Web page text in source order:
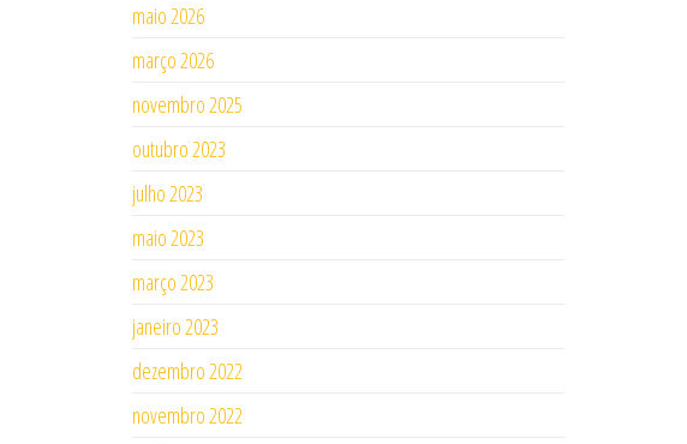
maio 2026
março 2026
novembro 2025
outubro 2023
julho 2023
maio 2023
março 2023
janeiro 2023
dezembro 2022
novembro 2022